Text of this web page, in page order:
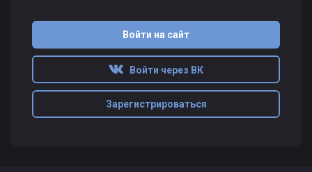
Войти на сайт
Войти через ВК
Зарегистрироваться